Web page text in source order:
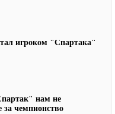
игроком "Спартака"
нам не
за чемпионство